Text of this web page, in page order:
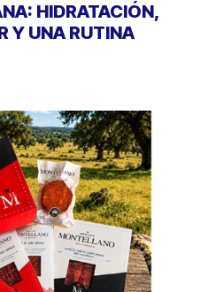
HIDRATACIÓN,
Y UNA RUTINA